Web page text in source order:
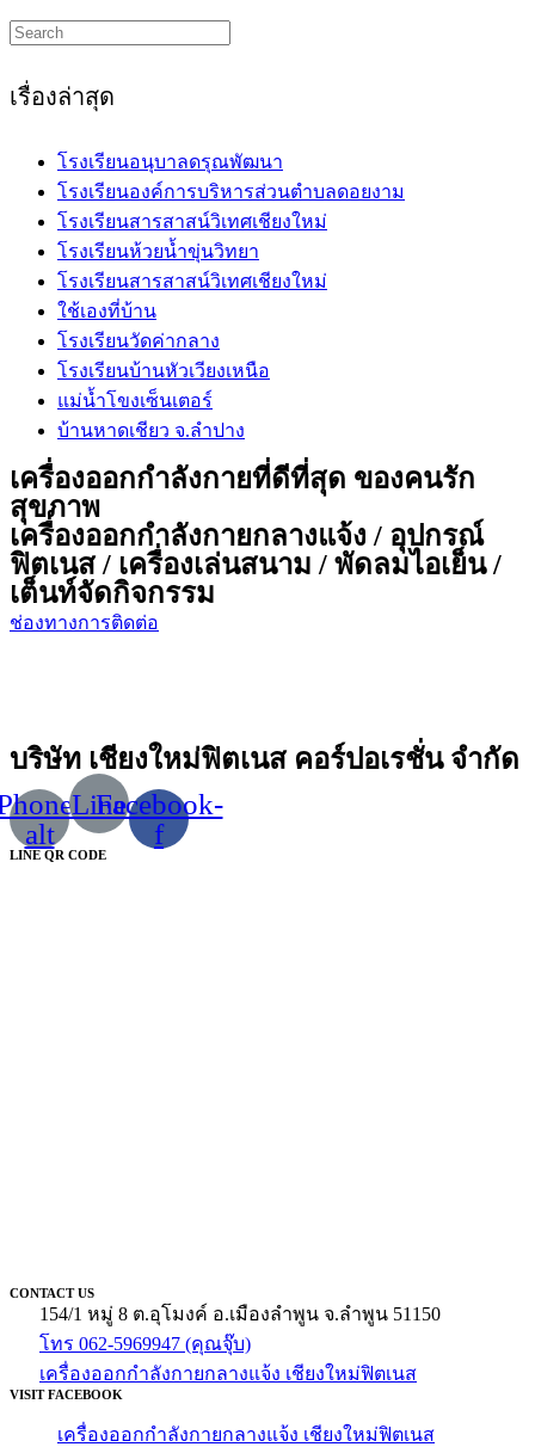
Search
this
เรื่องล่าสุด
โรงเรียนอนุบาลดรุณพัฒนา
โรงเรียนองค์การบริหารส่วนตำบลดอยงาม
โรงเรียนสารสาสน์วิเทศเชียงใหม่
โรงเรียนห้วยน้ำขุ่นวิทยา
โรงเรียนสารสาสน์วิเทศเชียงใหม่
ใช้เองที่บ้าน
โรงเรียนวัดค่ากลาง
โรงเรียนบ้านหัวเวียงเหนือ
แม่น้ำโขงเซ็นเตอร์
บ้านหาดเชียว จ.ลำปาง
เครื่องออกกำลังกายที่ดีที่สุด ของคนรัก
สุขภาพ
เครื่องออกกำลังกายกลางแจ้ง / อุปกรณ์
ฟิตเนส / เครื่องเล่นสนาม / พัดลมไอเย็น /
เต็นท์จัดกิจกรรม
ช่องทางการติดต่อ
บริษัท เชียงใหม่ฟิตเนส คอร์ปอเรชั่น จำกัด
alt
Line
Facebook-
f
LINE QR CODE
CONTACT US
154/1 หมู่ 8 ต.อุโมงค์ อ.เมืองลำพูน จ.ลำพูน 51150
โทร 062-5969947 (คุณจุ๊บ)
เครื่องออกกำลังกายกลางแจ้ง เชียงใหม่ฟิตเนส
VISIT FACEBOOK
เครื่องออกกำลังกายกลางแจ้ง เชียงใหม่ฟิตเนส